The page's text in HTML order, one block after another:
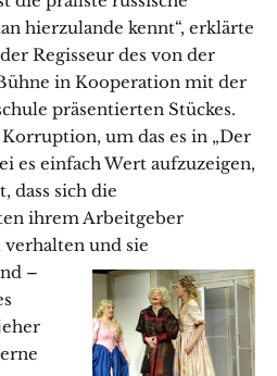
hierzulande kennt“, erklärte
Regisseur des von der
in Kooperation mit der
präsentierten Stückes.
um das es in „Der
es einfach Wert aufzuzeigen,
dass sich die
ihrem Arbeitgeber
und sie
–